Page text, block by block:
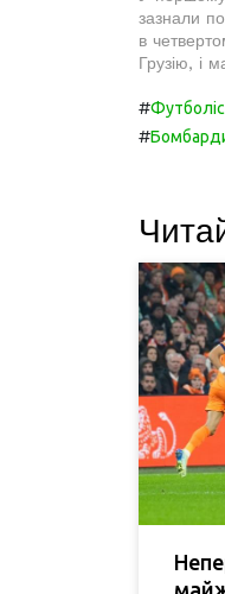
зазнали
в
Грузію, і
#
#